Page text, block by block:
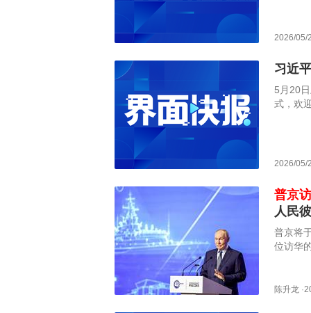
2026/05/
习近
5月20
式，欢
2026/05/
普京
人民
普京将
位访华
陈升龙 ·